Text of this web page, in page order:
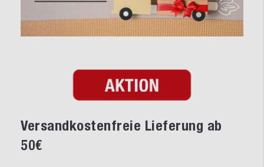
Versandkostenfreie Lieferung ab
50€